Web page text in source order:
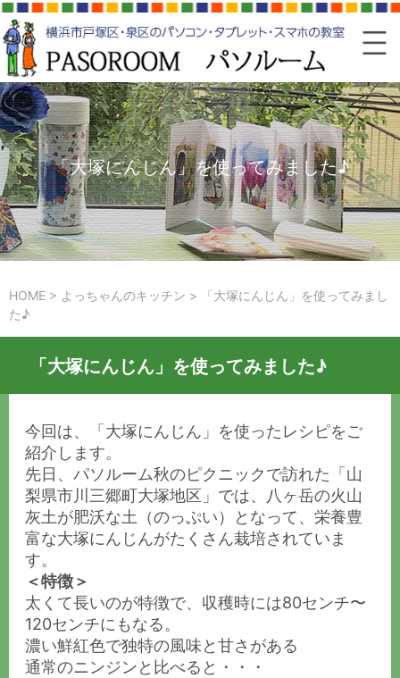
「大塚にんじん」を使ってみました♪
HOME > よっちゃんのキッチン >
「大塚にんじん」を使ってみまし
た♪
「大塚にんじん」を使ってみました♪
今回は、「大塚にんじん」を使ったレシピをご
紹介します。
先日、パソルーム秋のピクニックで訪れた「山
梨県市川三郷町大塚地区」では、八ヶ岳の火山
灰土が肥沃な土（のっぷい）となって、栄養豊
富な大塚にんじんがたくさん栽培されていま
す。
＜特徴＞
太くて長いのが特徴で、収穫時には80センチ〜
120センチにもなる。
濃い鮮紅色で独特の風味と甘さがある
通常のニンジンと比べると・・・